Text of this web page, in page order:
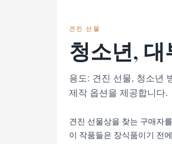
견진 선물
청소년,
용도: 견진 선물, 청소년
제작 옵션을 제공합니다.
견진 선물상을 찾는 구매자
이 작품들은 장식품이기 전